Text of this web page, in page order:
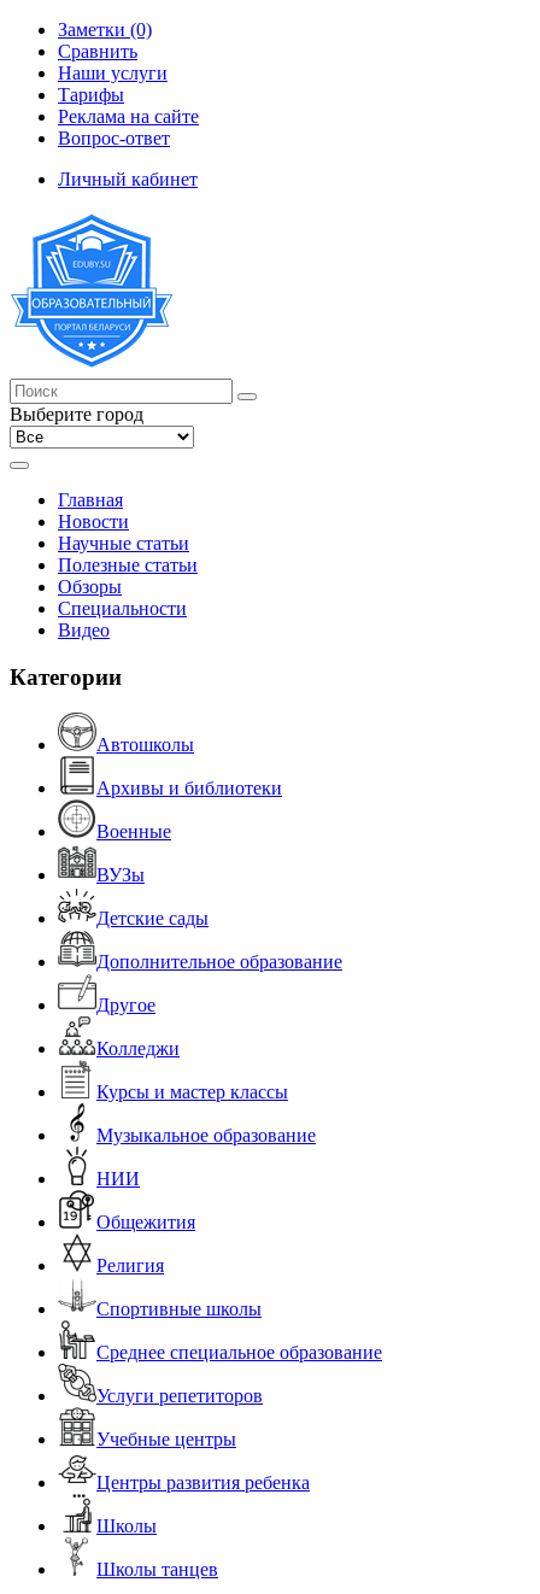
Заметки (0)
Сравнить
Наши услуги
Тарифы
Реклама на сайте
Вопрос-ответ
Личный кабинет
Выберите город
Главная
Новости
Научные статьи
Полезные статьи
Обзоры
Специальности
Видео
Категории
Автошколы
Архивы и библиотеки
Военные
ВУЗы
Детские сады
Дополнительное образование
Другое
Колледжи
Курсы и мастер классы
Музыкальное образование
НИИ
Общежития
Религия
Спортивные школы
Среднее специальное образование
Услуги репетиторов
Учебные центры
Центры развития ребенка
Школы
Школы танцев